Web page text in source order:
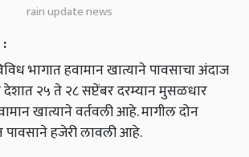
rain update news
भागात हवामान खात्याने पावसाचा अंदाज
२५ ते २८ सप्टेंबर दरम्यान मुसळधार
खात्याने वर्तवली आहे. मागील दोन
पावसाने हजेरी लावली आहे.